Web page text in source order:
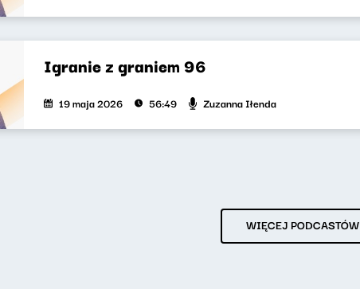
Igranie z graniem 96
19 maja 2026 56:49 Zuzanna Iłenda
WIĘCEJ PODCASTÓW